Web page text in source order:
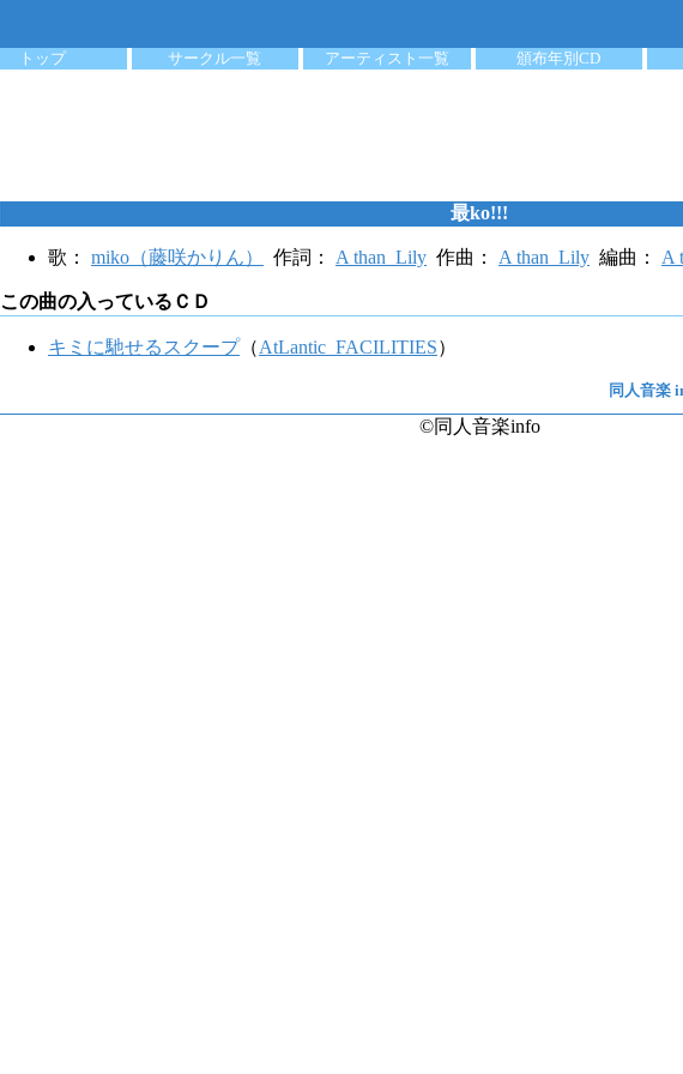
トップ
サークル一覧 アーティスト一覧 頒布年別CD
最ko!!!
歌： miko（藤咲かりん） 作詞： A than_Lily 作曲： A than_Lily 編曲： A
この曲の入っているＣＤ
キミに馳せるスクープ（AtLantic_FACILITIES）
同人音楽
©同人音楽info